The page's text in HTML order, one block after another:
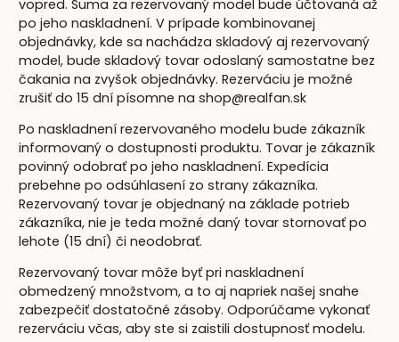
vopred. Suma za rezervovaný model bude účtovaná až
po jeho naskladnení. V prípade kombinovanej
objednávky, kde sa nachádza skladový aj rezervovaný
model, bude skladový tovar odoslaný samostatne bez
čakania na zvyšok objednávky. Rezerváciu je možné
zrušiť do 15 dní písomne na shop@realfan.sk
Po naskladnení rezervovaného modelu bude zákazník
informovaný o dostupnosti produktu. Tovar je zákazník
povinný odobrať po jeho naskladnení. Expedícia
prebehne po odsúhlasení zo strany zákazníka.
Rezervovaný tovar je objednaný na základe potrieb
zákazníka, nie je teda možné daný tovar stornovať po
lehote (15 dní) či neodobrať.
Rezervovaný tovar môže byť pri naskladnení
obmedzený množstvom, a to aj napriek našej snahe
zabezpečiť dostatočné zásoby. Odporúčame vykonať
rezerváciu včas, aby ste si zaistili dostupnosť modelu.